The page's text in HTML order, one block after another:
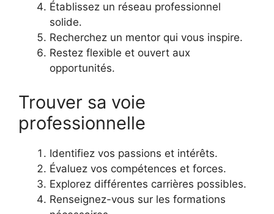
Établissez un réseau professionnel
solide.
Recherchez un mentor qui vous inspire.
Restez flexible et ouvert aux
opportunités.
Trouver sa voie
professionnelle
Identifiez vos passions et intérêts.
Évaluez vos compétences et forces.
Explorez différentes carrières possibles.
Renseignez-vous sur les formations